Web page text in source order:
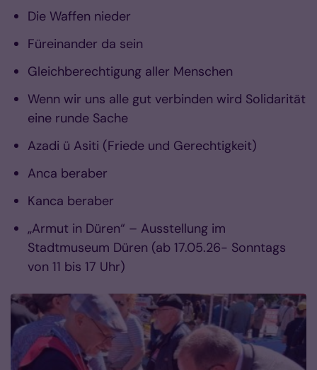
Die Waffen nieder
Füreinander da sein
Gleichberechtigung aller Menschen
Wenn wir uns alle gut verbinden wird Solidarität
eine runde Sache
Azadi ü Asiti (Friede und Gerechtigkeit)
Anca beraber
Kanca beraber
„Armut in Düren“ – Ausstellung im
Stadtmuseum Düren (ab 17.05.26- Sonntags
von 11 bis 17 Uhr)